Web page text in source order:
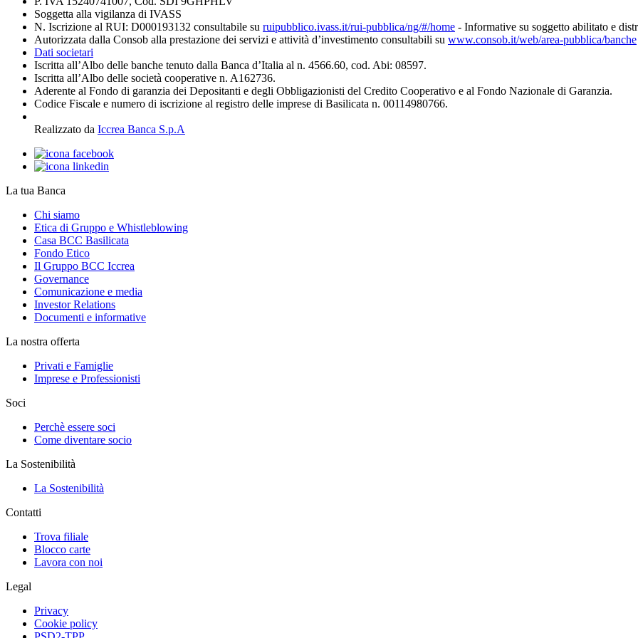
Soggetta alla vigilanza di IVASS
N. Iscrizione al RUI: D000193132 consultabile su ruipubblico.ivass.it/rui-pubblica/ng/#/home - Informative su soggetto abilitato e
Autorizzata dalla Consob alla prestazione dei servizi e attività d’investimento consultabili su www.consob.it/web/area-pubblica/banche
Dati societari
Iscritta all’Albo delle banche tenuto dalla Banca d’Italia al n. 4566.60, cod. Abi: 08597.
Iscritta all’Albo delle società cooperative n. A162736.
Aderente al Fondo di garanzia dei Depositanti e degli Obbligazionisti del Credito Cooperativo e al Fondo Nazionale di Garanzia.
Codice Fiscale e numero di iscrizione al registro delle imprese di Basilicata n. 00114980766.
Realizzato da Iccrea Banca S.p.A
La tua Banca
Chi siamo
Etica di Gruppo e Whistleblowing
Casa BCC Basilicata
Fondo Etico
Il Gruppo BCC Iccrea
Governance
Comunicazione e media
Investor Relations
Documenti e informative
La nostra offerta
Privati e Famiglie
Imprese e Professionisti
Soci
Perchè essere soci
Come diventare socio
La Sostenibilità
La Sostenibilità
Contatti
Trova filiale
Blocco carte
Lavora con noi
Legal
Privacy
Cookie policy